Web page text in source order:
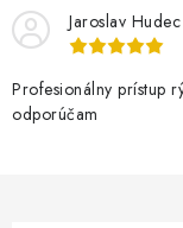
Jaroslav Hudec
Profesionálny prístup
odporúčam